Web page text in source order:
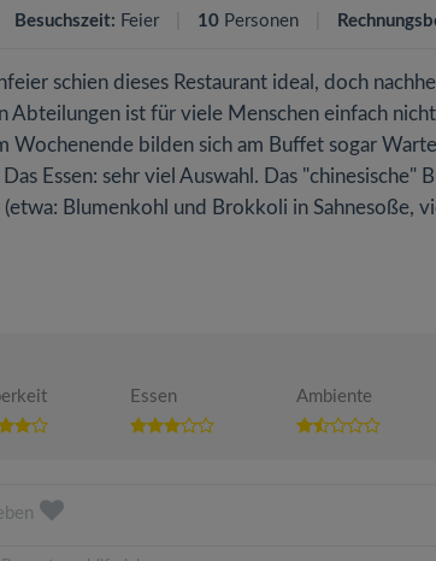
Besuchszeit: Feier 10 Personen
schien dieses Restaurant ideal, doch
Abteilungen ist für viele Menschen einfach
Wochenende bilden sich am Buffet sogar
Essen: sehr viel Auswahl. Das
Blumenkohl und Brokkoli in Sahnesoße,
Essen Ambiente